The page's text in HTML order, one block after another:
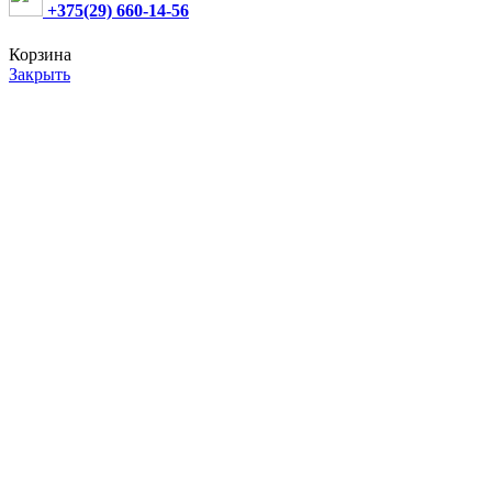
+375(29) 660-14-56
Корзина
Закрыть